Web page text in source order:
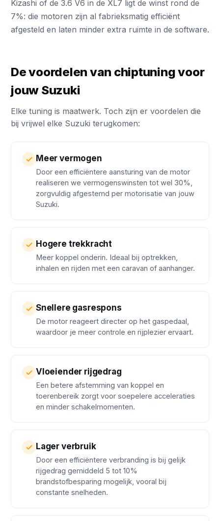
Kizashi of de 3.6 V6 in de XL7 ligt de winst rond de
7%: die motoren zijn al fabrieksmatig efficiënt
afgesteld en laten minder extra ruimte in de software.
De voordelen van chiptuning voor
jouw Suzuki
Elke tuning is maatwerk. Toch zijn er voordelen die
bij vrijwel elke Suzuki terugkomen:
Meer vermogen
Door een efficiëntere aansturing van de motor
realiseren we vermogenswinsten tot wel 30%,
zorgvuldig afgestemd per motorisatie van jouw
Suzuki.
Hogere trekkracht
Meer koppel onderin. Ideaal bij optrekken,
inhalen en rijden met een caravan of aanhanger.
Snellere gasrespons
De motor reageert directer op het gaspedaal,
waardoor je meer controle en rijplezier ervaart.
Vloeiender rijgedrag
Een betere afstemming van koppel en
toerenbereik zorgt voor soepelere acceleraties
en minder schakelmomenten.
Lager verbruik
Door een efficiëntere verbranding is bij gelijk
rijgedrag gemiddeld 5 tot 10%
brandstofbesparing mogelijk, vooral bij
constante snelheden.